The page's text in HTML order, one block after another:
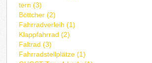
tern (3)
Böttcher (2)
Fahrradverleih (1)
Klappfahrrad (2)
Faltrad (3)
Fahrradstellplätze (1)